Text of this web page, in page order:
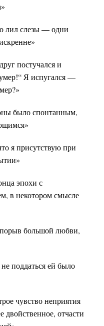
лил слезы — одни
постучался и
Я испугался —
было спонтанным,
я присутствую при
эпохи с
в некотором смысле
большой любви,
поддаться ей было
чувство неприятия
двойственное, отчасти